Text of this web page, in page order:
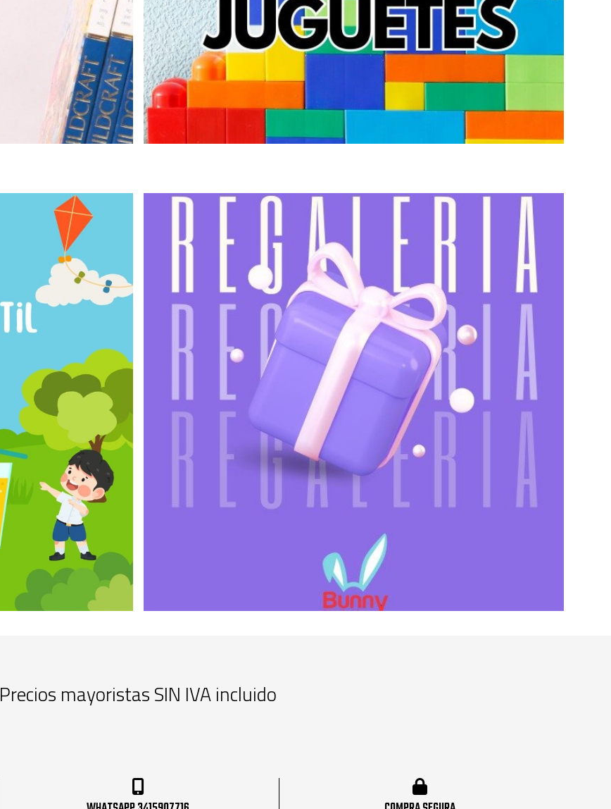
Precios mayoristas SIN IVA incluido